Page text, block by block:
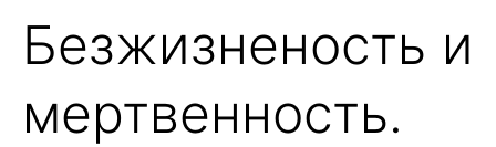
Безжизненость и
мертвенность.